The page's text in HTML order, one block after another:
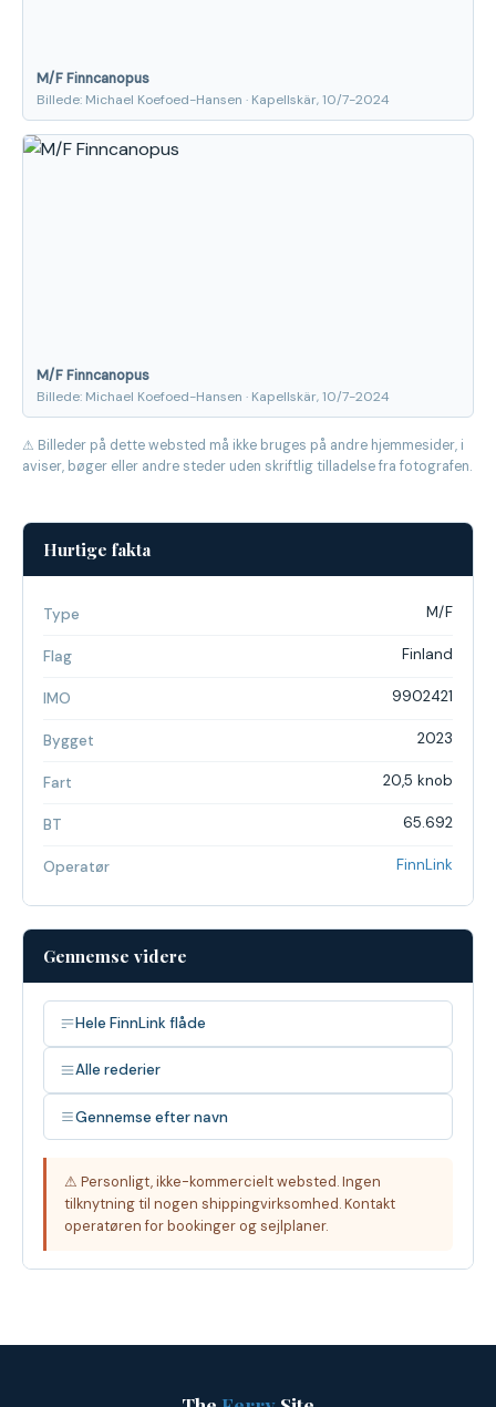
M/F Finncanopus
Billede: Michael Koefoed-Hansen · Kapellskär, 10/7-2024
M/F Finncanopus
Billede: Michael Koefoed-Hansen · Kapellskär, 10/7-2024
⚠ Billeder på dette websted må ikke bruges på andre hjemmesider, i
aviser, bøger eller andre steder uden skriftlig tilladelse fra fotografen.
Hurtige fakta
Type M/F
Flag Finland
IMO 9902421
Bygget 2023
Fart 20,5 knob
BT 65.692
Operatør FinnLink
Gennemse videre
Hele FinnLink flåde
Alle rederier
Gennemse efter navn
⚠ Personligt, ikke-kommercielt websted. Ingen
tilknytning til nogen shippingvirksomhed. Kontakt
operatøren for bookinger og sejlplaner.